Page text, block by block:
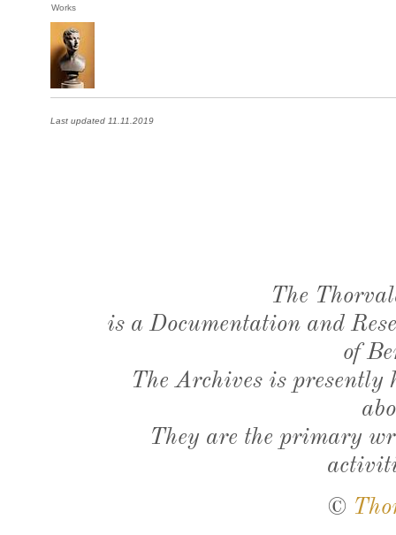
Works
Last updated 11.11.2019
The
is a Documentation and
of
The Archives is presently
They are the primary
©